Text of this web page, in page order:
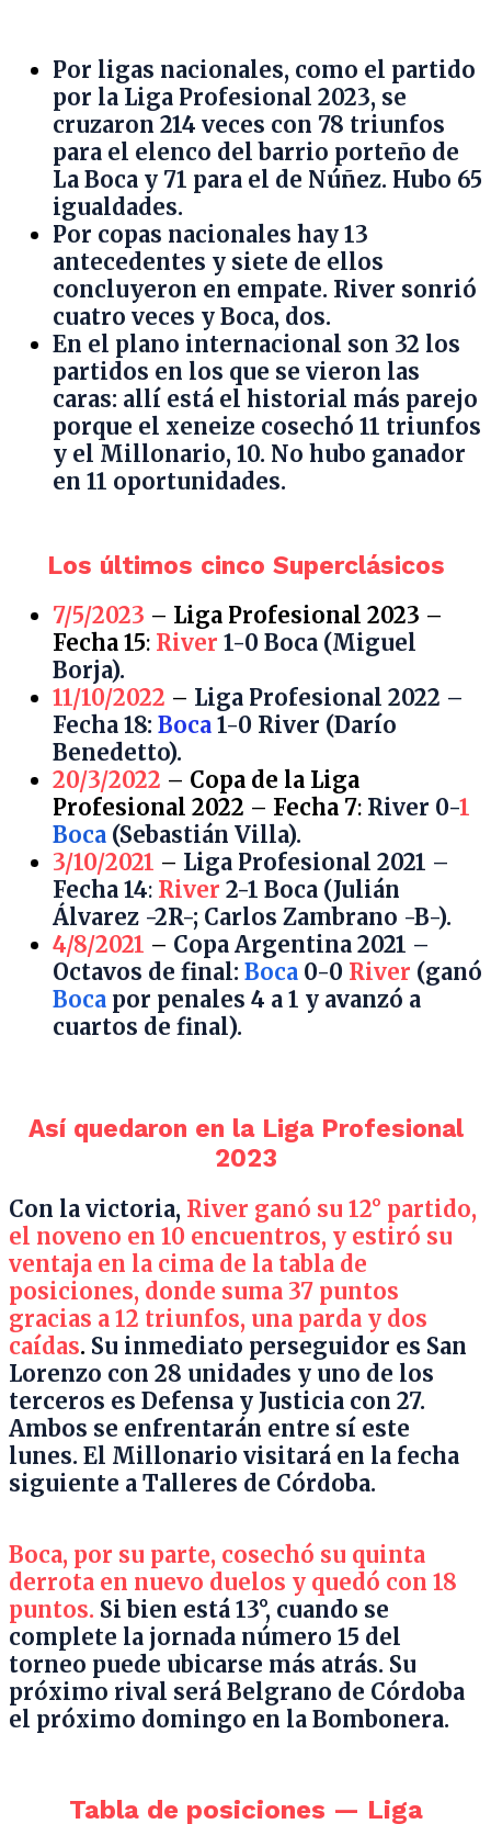
Por ligas nacionales, como el partido
por la Liga Profesional 2023, se
cruzaron 214 veces con 78 triunfos
para el elenco del barrio porteño de
La Boca y 71 para el de Núñez. Hubo 65
igualdades.
Por copas nacionales hay 13
antecedentes y siete de ellos
concluyeron en empate. River sonrió
cuatro veces y Boca, dos.
En el plano internacional son 32 los
partidos en los que se vieron las
caras: allí está el historial más parejo
porque el xeneize cosechó 11 triunfos
y el Millonario, 10. No hubo ganador
en 11 oportunidades.
Los últimos cinco Superclásicos
7/5/2023 – Liga Profesional 2023 –
Fecha 15: River 1-0 Boca (Miguel
Borja).
11/10/2022 – Liga Profesional 2022 –
Fecha 18: Boca 1-0 River (Darío
Benedetto).
20/3/2022 – Copa de la Liga
Profesional 2022 – Fecha 7: River 0-1
Boca (Sebastián Villa).
3/10/2021 – Liga Profesional 2021 –
Fecha 14: River 2-1 Boca (Julián
Álvarez -2R-; Carlos Zambrano -B-).
4/8/2021 – Copa Argentina 2021 –
Octavos de final: Boca 0-0 River (ganó
Boca por penales 4 a 1 y avanzó a
cuartos de final).
Así quedaron en la Liga Profesional
2023
Con la victoria, River ganó su 12° partido,
el noveno en 10 encuentros, y estiró su
ventaja en la cima de la tabla de
posiciones, donde suma 37 puntos
gracias a 12 triunfos, una parda y dos
caídas. Su inmediato perseguidor es San
Lorenzo con 28 unidades y uno de los
terceros es Defensa y Justicia con 27.
Ambos se enfrentarán entre sí este
lunes. El Millonario visitará en la fecha
siguiente a Talleres de Córdoba.
Boca, por su parte, cosechó su quinta
derrota en nuevo duelos y quedó con 18
puntos. Si bien está 13°, cuando se
complete la jornada número 15 del
torneo puede ubicarse más atrás. Su
próximo rival será Belgrano de Córdoba
el próximo domingo en la Bombonera.
Tabla de posiciones — Liga